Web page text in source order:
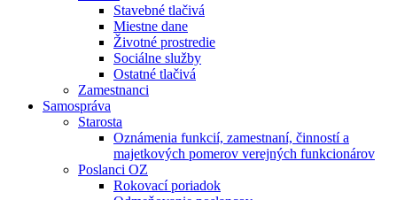
Stavebné tlačivá
Miestne dane
Životné prostredie
Sociálne služby
Ostatné tlačivá
Zamestnanci
Samospráva
Starosta
Oznámenia funkcií, zamestnaní, činností a
majetkových pomerov verejných funkcionárov
Poslanci OZ
Rokovací poriadok